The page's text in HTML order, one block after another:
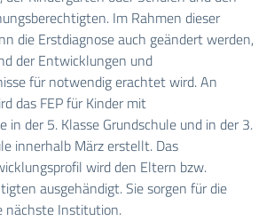
Im Rahmen dieser
die Erstdiagnose auch geändert werden,
der Entwicklungen und
für notwendig erachtet wird. An
das FEP für Kinder mit
in der 5. Klasse Grundschule und in der 3.
innerhalb März erstellt. Das
wird den Eltern bzw.
ausgehändigt. Sie sorgen für die
nächste Institution.